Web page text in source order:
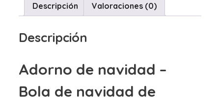
metacrilato
personalizada.
Huella
cantidad
Descripción Valoraciones (0)
Descripción
Adorno de navidad –
Bola de navidad de